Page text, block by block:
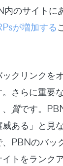
のサイトに
が増加する
クリンクを
さらに重要
質です。
ある」と見
PBNのバッ
トをランク